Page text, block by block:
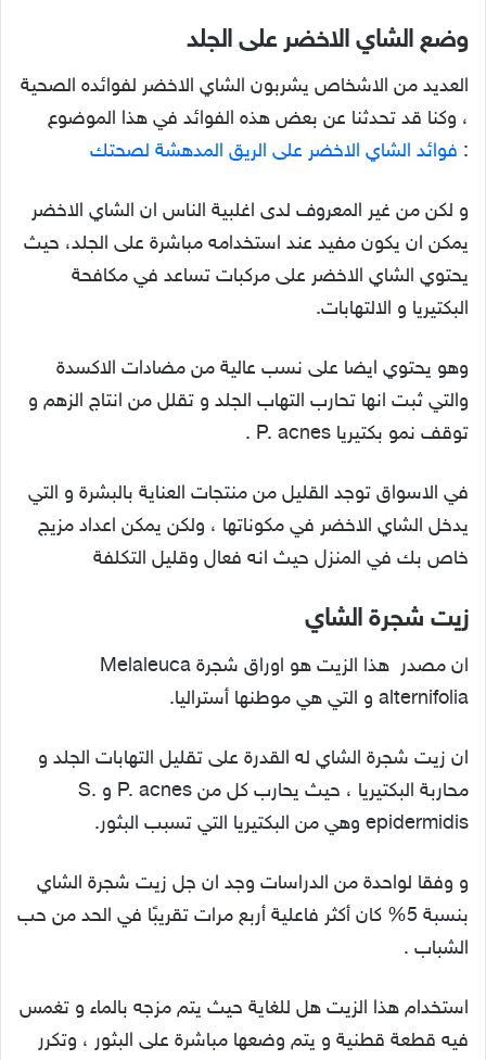
وضع الشاي الاخضر على الجلد
العديد من الاشخاص يشربون الشاي الاخضر لفوائده الصحية
، وكنا قد تحدثنا عن بعض هذه الفوائد في هذا الموضوع
: فوائد الشاي الاخضر على الريق المدهشة لصحتك
و لكن من غير المعروف لدى اغلبية الناس ان الشاي الاخضر
يمكن ان يكون مفيد عند استخدامه مباشرة على الجلد، حيث
يحتوي الشاي الاخضر على مركبات تساعد في مكافحة
البكتيريا و الالتهابات.
وهو يحتوي ايضا على نسب عالية من مضادات الاكسدة
والتي ثبت انها تحارب التهاب الجلد و تقلل من انتاج الزهم و
توقف نمو بكتيريا P. acnes .
في الاسواق توجد القليل من منتجات العناية بالبشرة و التي
يدخل الشاي الاخضر في مكوناتها ، ولكن يمكن اعداد مزيج
خاص بك في المنزل حيث انه فعال وقليل التكلفة
زيت شجرة الشاي
ان مصدر هذا الزيت هو اوراق شجرة Melaleuca
alternifolia و التي هي موطنها أستراليا.
ان زيت شجرة الشاي له القدرة على تقليل التهابات الجلد و
محاربة البكتيريا ، حيث يحارب كل من P. acnes و S.
epidermidis وهي من البكتيريا التي تسبب البثور.
و وفقا لواحدة من الدراسات وجد ان جل زيت شجرة الشاي
بنسبة 5% كان أكثر فاعلية أربع مرات تقريبًا في الحد من حب
الشباب .
استخدام هذا الزيت هل للغاية حيث يتم مزجه بالماء و تغمس
فيه قطعة قطنية و يتم وضعها مباشرة على البثور ، وتكرر